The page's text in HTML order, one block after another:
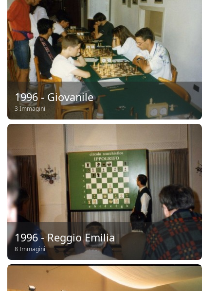
1996 - Giovanile
3 Immagini
1996 - Reggio Emilia
8 Immagini